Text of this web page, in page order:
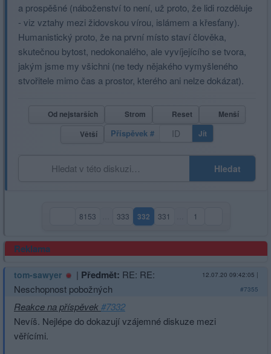
a prospěšné (náboženství to není, už proto, že lidi rozděluje
- viz vztahy mezi židovskou vírou, islámem a křesťany).
Humanistický proto, že na první místo staví člověka,
skutečnou bytost, nedokonalého, ale vyvíjejícího se tvora,
jakým jsme my všichni (ne tedy nějakého vymyšleného
stvořitele mimo čas a prostor, kterého ani nelze dokázat).
Od nejstarších Strom Reset
Menší
Větší
Příspěvek # Jít
Hledat
8153 333 332(aktuální strana)
331 1
Reklama
tom-sawyer | Předmět: RE: RE:
Neschopnost pobožných
12.07.20 09:42:05 |
#7355
Reakce na příspěvek#7332
Nevíš. Nejlépe do dokazují vzájemné diskuze mezi
věřícími.